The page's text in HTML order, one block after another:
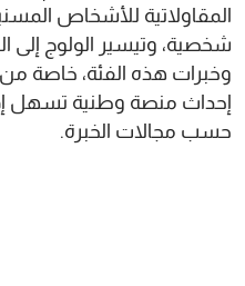
المقاولاتية للأشخاص
شخصية، وتيسير الولوج إلى
وخبرات هذه الفئة، خاصة من
إحداث منصة وطنية تسهل
حسب مجالات الخبرة.